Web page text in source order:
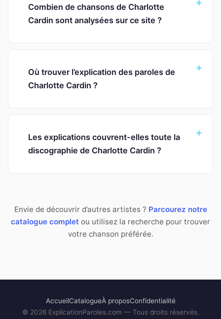
Combien de chansons de Charlotte
Cardin sont analysées sur ce site ?
Où trouver l’explication des paroles de
Charlotte Cardin ?
Les explications couvrent-elles toute la
discographie de Charlotte Cardin ?
Envie de découvrir d’autres artistes ? Parcourez notre
catalogue complet ou utilisez la recherche pour trouver
votre chanson préférée.
AccueilCatalogueÀ proposConfidentialité
© 2026ExplicationParoles.com — Tous droits réservés.